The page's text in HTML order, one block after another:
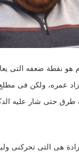
نقطة ضعفه التى
حتى شار عليه
هى التى